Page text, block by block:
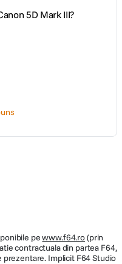
5D Mark III?
pewww.f64.ro(prin
contractuala din partea F64,
Implicit F64 Studio